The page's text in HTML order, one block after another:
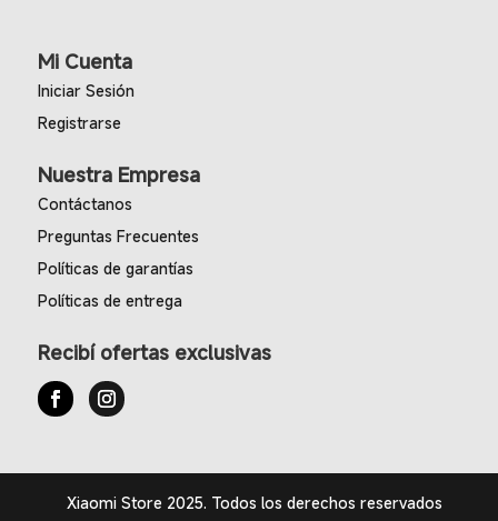
Mi Cuenta
Iniciar Sesión
Registrarse
Nuestra Empresa
Contáctanos
Preguntas Frecuentes
Políticas de garantías
Políticas de entrega
Recibí ofertas exclusivas
Xiaomi Store 2025. Todos los derechos reservados